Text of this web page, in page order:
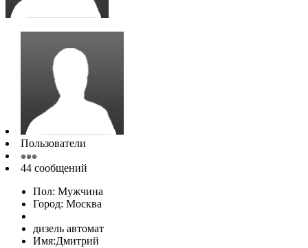
Пользователи
44 сообщений
Пол: Мужчина
Город: Москва
дизель автомат
Имя:Дмитрий